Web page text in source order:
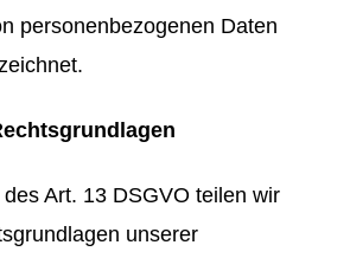
personenbezogenen Daten
Art. 13 DSGVO teilen wir
unserer